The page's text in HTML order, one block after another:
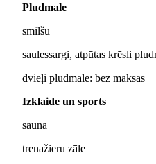
Pludmale
smilšu
saulessargi, atpūtas krēsli
dvieļi pludmalē: bez maksas
Izklaide un sports
sauna
trenažieru zāle